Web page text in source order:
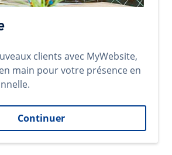
clients avec MyWebsite,
main pour votre présence en
Continuer